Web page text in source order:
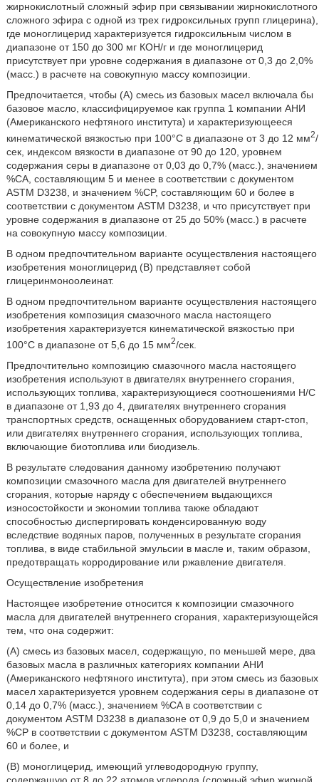
жирнокислотный сложный эфир при связывании жирнокислотного
сложного эфира с одной из трех гидроксильных групп глицерина),
где моноглицерид характеризуется гидроксильным числом в
диапазоне от 150 до 300 мг КОН/г и где моноглицерид
присутствует при уровне содержания в диапазоне от 0,3 до 2,0%
(масс.) в расчете на совокупную массу композиции.
Предпочитается, чтобы (А) смесь из базовых масел включала бы
базовое масло, классифицируемое как группа 1 компании АНИ
(Американского нефтяного института) и характеризующееся
кинематической вязкостью при 100°C в диапазоне от 3 до 12 мм2/
сек, индексом вязкости в диапазоне от 90 до 120, уровнем
содержания серы в диапазоне от 0,03 до 0,7% (масс.), значением
%CA, составляющим 5 и менее в соответствии с документом
ASTM D3238, и значением %CP, составляющим 60 и более в
соответствии с документом ASTM D3238, и что присутствует при
уровне содержания в диапазоне от 25 до 50% (масс.) в расчете
на совокупную массу композиции.
В одном предпочтительном варианте осуществления настоящего
изобретения моноглицерид (В) представляет собой
глицеринмоноолеинат.
В одном предпочтительном варианте осуществления настоящего
изобретения композиция смазочного масла настоящего
изобретения характеризуется кинематической вязкостью при
100°C в диапазоне от 5,6 до 15 мм2/сек.
Предпочтительно композицию смазочного масла настоящего
изобретения используют в двигателях внутреннего сгорания,
использующих топлива, характеризующиеся соотношениями Н/С
в диапазоне от 1,93 до 4, двигателях внутреннего сгорания
транспортных средств, оснащенных оборудованием старт-стоп,
или двигателях внутреннего сгорания, использующих топлива,
включающие биотоплива или биодизель.
В результате следования данному изобретению получают
композиции смазочного масла для двигателей внутреннего
сгорания, которые наряду с обеспечением выдающихся
износостойкости и экономии топлива также обладают
способностью диспергировать конденсированную воду
вследствие водяных паров, полученных в результате сгорания
топлива, в виде стабильной эмульсии в масле и, таким образом,
предотвращать корродирование или ржавление двигателя.
Осуществление изобретения
Настоящее изобретение относится к композиции смазочного
масла для двигателей внутреннего сгорания, характеризующейся
тем, что она содержит:
(A) смесь из базовых масел, содержащую, по меньшей мере, два
базовых масла в различных категориях компании АНИ
(Американского нефтяного института), при этом смесь из базовых
масел характеризуется уровнем содержания серы в диапазоне от
0,14 до 0,7% (масс.), значением %CA в соответствии с
документом ASTM D3238 в диапазоне от 0,9 до 5,0 и значением
%CP в соответствии с документом ASTM D3238, составляющим
60 и более, и
(B) моноглицерид, имеющий углеводородную группу,
содержащую от 8 до 22 атомов углерода (сложный эфир жирной